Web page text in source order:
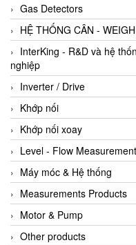
Gas Detectors
HỆ THỐNG CÂN -
InterKing - R&D và hệ
nghiệp
Inverter / Drive
Khớp nối
Khớp nối xoay
Level - Flow Measurement
Máy móc & Hệ thống
Measurements Products
Motor & Pump
Other products